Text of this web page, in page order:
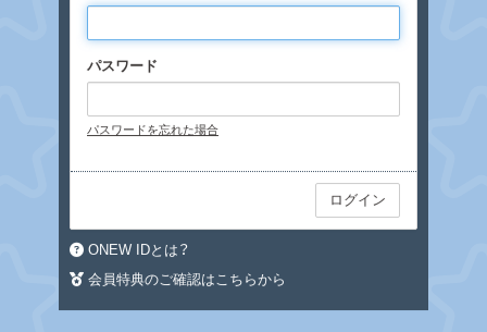
パスワード
パスワードを忘れた場合
ONEW IDとは？
会員特典のご確認はこちらから